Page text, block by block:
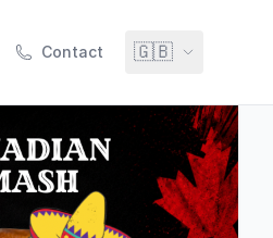
Contact 🇬🇧